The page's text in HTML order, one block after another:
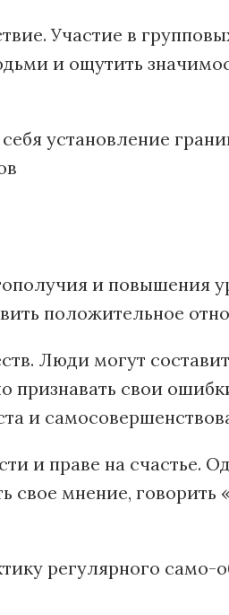
Участие в
и ощутить
установление
и повышения
положительное
Люди могут
признавать свои
и
и праве на счастье.
свое мнение, говорить
регулярного само-